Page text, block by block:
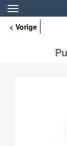
Toggle
navigation
< Vorige